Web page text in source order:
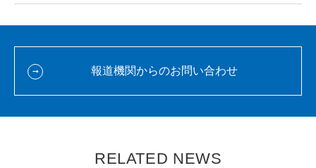
報道機関からのお問い合わせ
RELATED NEWS